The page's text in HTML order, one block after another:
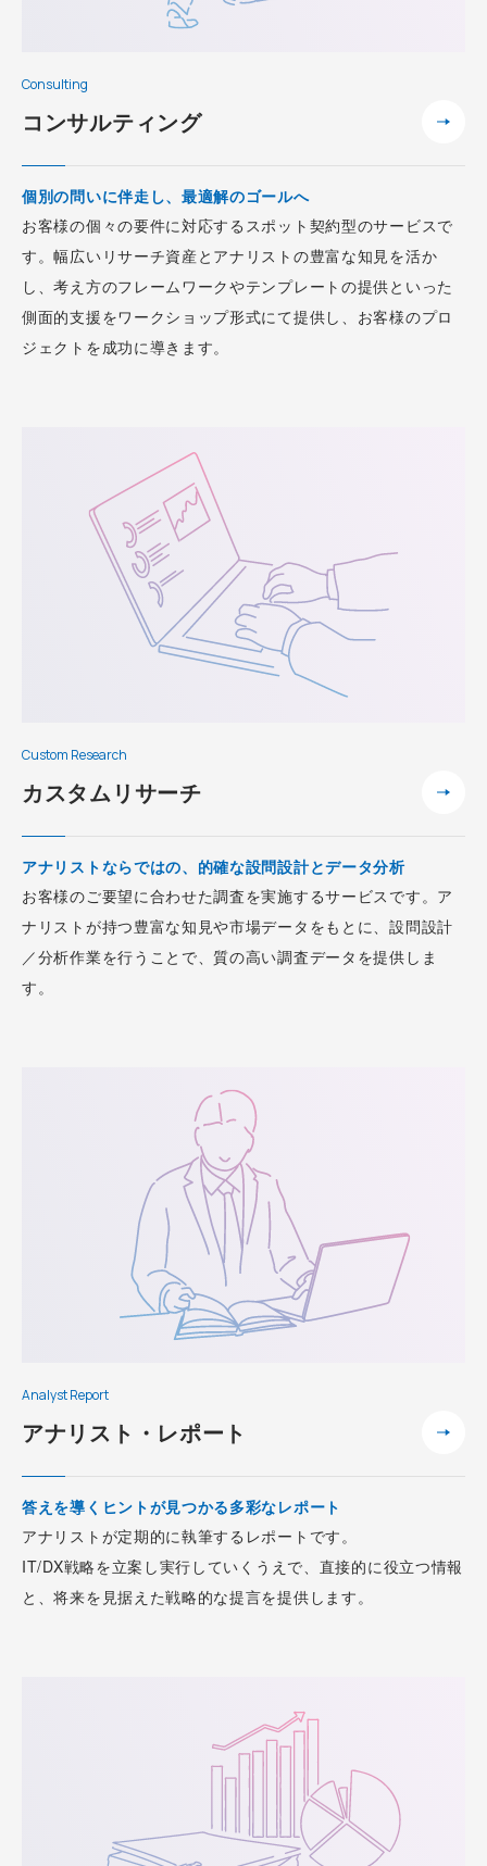
Consulting
コンサルティング
個別の問いに伴走し、最適解のゴールへ
お客様の個々の要件に対応するスポット契約型のサービスで
す。幅広いリサーチ資産とアナリストの豊富な知見を活か
し、考え方のフレームワークやテンプレートの提供といった
側面的支援をワークショップ形式にて提供し、お客様のプロ
ジェクトを成功に導きます。
Custom Research
カスタムリサーチ
アナリストならではの、的確な設問設計とデータ分析
お客様のご要望に合わせた調査を実施するサービスです。ア
ナリストが持つ豊富な知見や市場データをもとに、設問設計
／分析作業を行うことで、質の高い調査データを提供しま
す。
Analyst Report
アナリスト・レポート
答えを導くヒントが見つかる多彩なレポート
アナリストが定期的に執筆するレポートです。
IT/DX戦略を立案し実行していくうえで、直接的に役立つ情報
と、将来を見据えた戦略的な提言を提供します。